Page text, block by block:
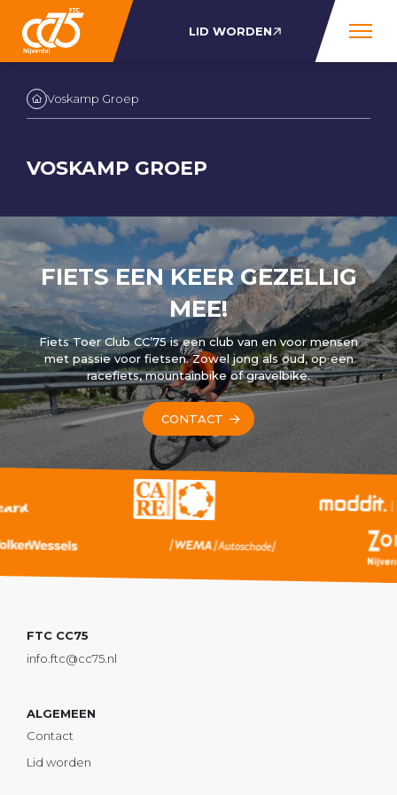
LID WORDEN
Voskamp Groep
VOSKAMP GROEP
FIETS EEN KEER GEZELLIG
MEE!
Fiets Toer Club CC’75 is een club van en voor mensen
met passie voor fietsen. Zowel jong als oud, op een
racefiets, mountainbike of gravelbike.
CONTACT
FTC CC75
info.ftc@cc75.nl
ALGEMEEN
Contact
Lid worden